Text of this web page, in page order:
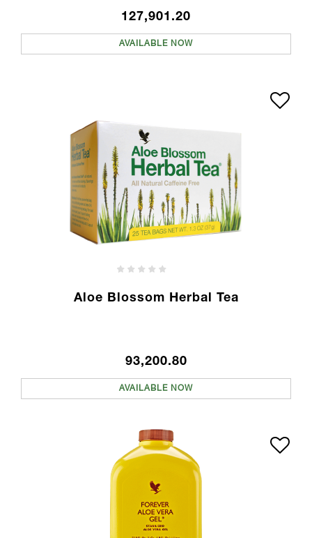
127,901.20
AVAILABLE NOW
Aloe Blossom Herbal Tea
93,200.80
AVAILABLE NOW